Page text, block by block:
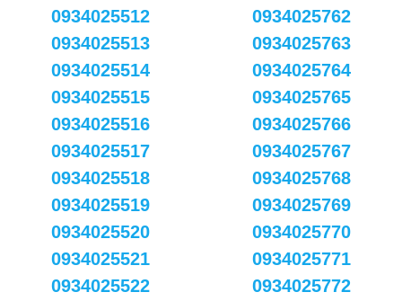
0934025512
0934025513
0934025514
0934025515
0934025516
0934025517
0934025518
0934025519
0934025520
0934025521
0934025522
0934025762
0934025763
0934025764
0934025765
0934025766
0934025767
0934025768
0934025769
0934025770
0934025771
0934025772